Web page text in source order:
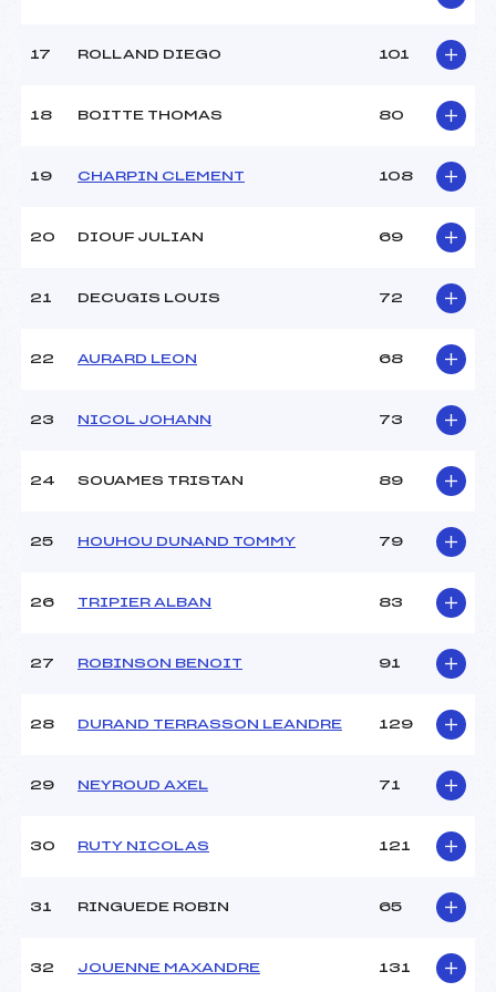
Pénalité appliquée :
255.0000
17 ROLLAND DIEGO 101
18 BOITTE THOMAS 80
19 CHARPIN CLEMENT 108
20 DIOUF JULIAN 69
21 DECUGIS LOUIS 72
22 AURARD LEON 68
23 NICOL JOHANN 73
24 SOUAMES TRISTAN 89
25 HOUHOU DUNAND TOMMY 79
26 TRIPIER ALBAN 83
27 ROBINSON BENOIT 91
28 DURAND TERRASSON LEANDRE 129
29 NEYROUD AXEL 71
30 RUTY NICOLAS 121
31 RINGUEDE ROBIN 65
32 JOUENNE MAXANDRE 131